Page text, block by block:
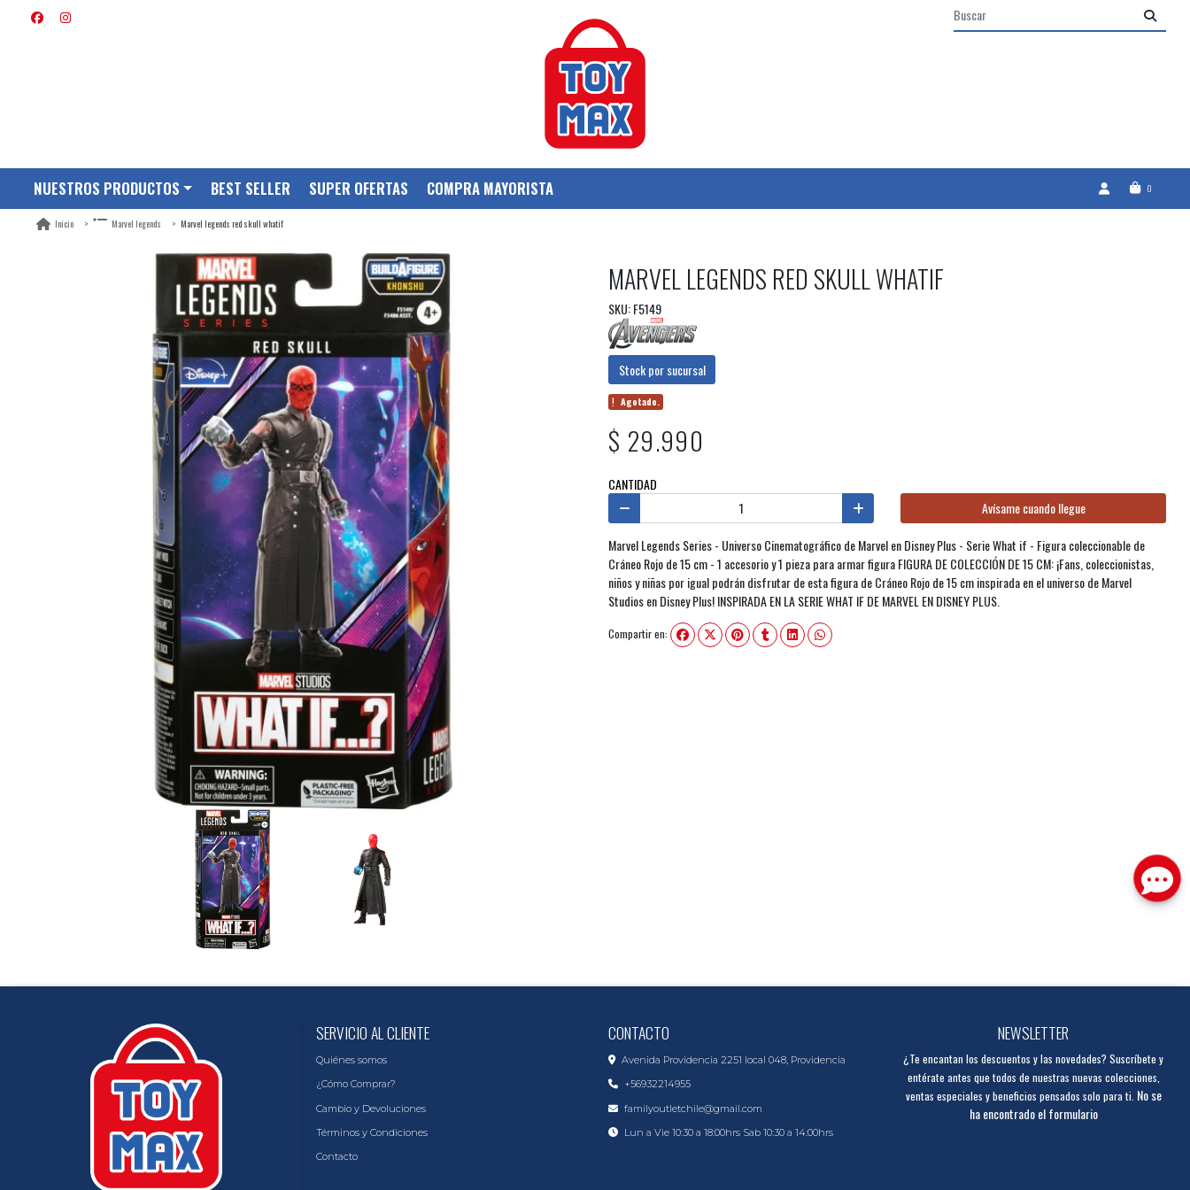
NUESTROS PRODUCTOS BEST SELLER SUPER OFERTAS COMPRA MAYORISTA 0
Inicio Marvel legends Marvel legends red skull whatif
MARVEL LEGENDS RED SKULL WHATIF
SKU: F5149
Stock por sucursal
Agotado.
$ 29.990
CANTIDAD
Avísame cuando llegue
Marvel Legends Series - Universo Cinematográfico de Marvel en Disney Plus - Serie What if - Figura coleccionable de
Cráneo Rojo de 15 cm - 1 accesorio y 1 pieza para armar figura FIGURA DE COLECCIÓN DE 15 CM: ¡Fans, coleccionistas,
niños y niñas por igual podrán disfrutar de esta figura de Cráneo Rojo de 15 cm inspirada en el universo de Marvel
Studios en Disney Plus! INSPIRADA EN LA SERIE WHAT IF DE MARVEL EN DISNEY PLUS.
Compartir en:
SERVICIO AL CLIENTE
Quiénes somos
¿Cómo Comprar?
Cambio y Devoluciones
Términos y Condiciones
Contacto
CONTACTO
Avenida Providencia 2251 local 048, Providencia
+56932214955
familyoutletchile@gmail.com
Lun a Vie 10:30 a 18:00hrs Sab 10:30 a 14:00hrs
NEWSLETTER
¿Te encantan los descuentos y las novedades? Suscríbete y
entérate antes que todos de nuestras nuevas colecciones,
ventas especiales y beneficios pensados solo para ti. No se
ha encontrado el formulario